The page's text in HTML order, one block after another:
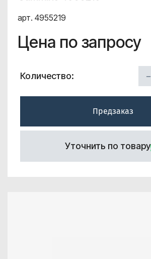
арт. 4955219
Цена по запросу
Количество:
Предзаказ
Уточнить по товару